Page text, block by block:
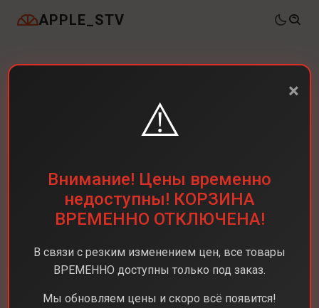
APPLE_STV
×
⚠️
Внимание! Цены временно
недоступны! КОРЗИНА
ВРЕМЕННО ОТКЛЮЧЕНА!
В связи с резким изменением цен, все товары
ВРЕМЕННО доступны только под заказ.
Мы обновляем цены и скоро всё появится!